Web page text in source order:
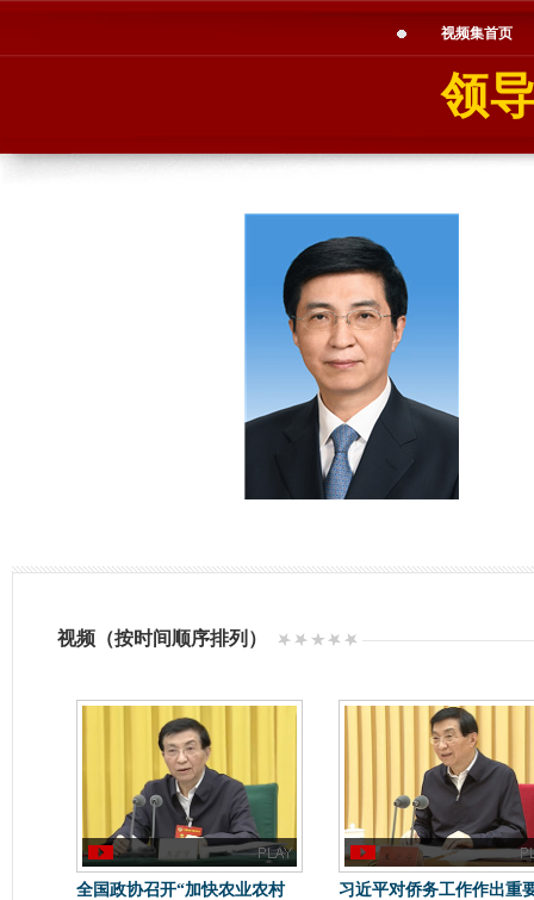
视频集首页
领
视频（按时间顺序排列）
全国政协召开“加快农业农村
习近平对侨务工作作出重